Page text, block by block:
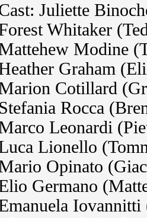
Juliette
Whitaker
Modine
Graham
Cotillard
Stefania Rocca
Leonardi
Lionello
Opinato
Germano
Iovannitti